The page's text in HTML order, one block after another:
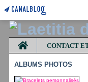
Home
ALBUMS PHOTOS